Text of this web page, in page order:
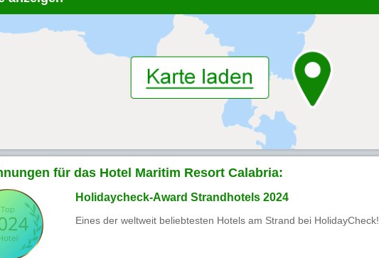
für das Hotel Maritim Resort Calabria:
Holidaycheck-Award Strandhotels 2024
Eines der weltweit beliebtesten Hotels am Strand bei HolidayCheck!